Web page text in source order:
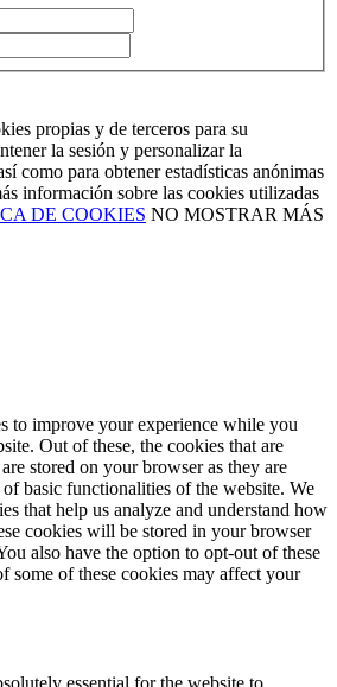
propias y de terceros para su
la sesión y personalizar la
como para obtener estadísticas anónimas
información sobre las cookies utilizadas
DE COOKIES NO MOSTRAR MÁS
to improve your experience while you
Out of these, the cookies that are
stored on your browser as they are
basic functionalities of the website. We
that help us analyze and understand how
cookies will be stored in your browser
also have the option to opt-out of these
some of these cookies may affect your